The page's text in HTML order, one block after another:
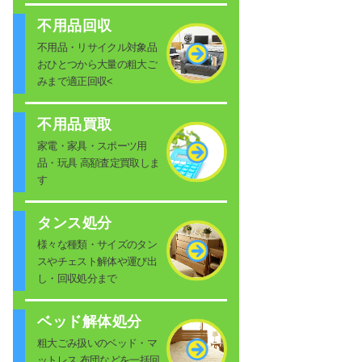
不用品回収
不用品・リサイクル対象品
おひとつから大量の粗大ご
みまで適正回収<
不用品買取
家電・家具・スポーツ用
品・玩具 高額査定買取しま
す
タンス処分
様々な種類・サイズのタン
スやチェスト解体や運び出
し・回収処分まで
ベッド解体処分
粗大ごみ扱いのベッド・マ